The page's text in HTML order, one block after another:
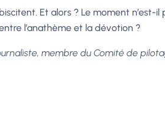
Et alors ? Le moment n’est-il
l’anathème et la dévotion ?
membre du Comité de